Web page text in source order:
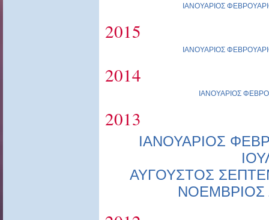
ΙΑΝΟΥΑΡΙΟΣ
2015
ΙΑΝΟΥΑΡΙΟΣ
2014
ΙΑΝΟΥΑΡΙΟΣ
2013
ΙΑΝΟΥΑΡΙΟΣ
ΑΥΓΟΥΣΤΟΣ
ΝΟΕΜΒΡΙΟΣ